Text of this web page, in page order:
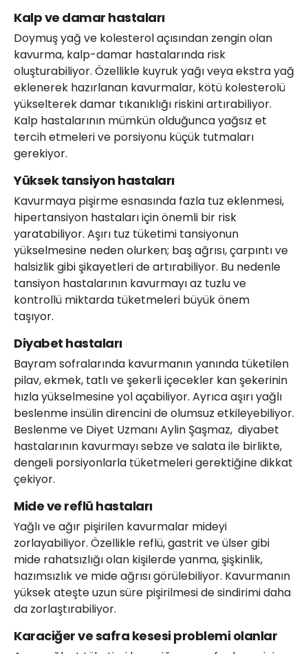
Kalp ve damar hastaları
Doymuş yağ ve kolesterol açısından zengin olan
kavurma, kalp-damar hastalarında risk
oluşturabiliyor. Özellikle kuyruk yağı veya ekstra yağ
eklenerek hazırlanan kavurmalar, kötü kolesterolü
yükselterek damar tıkanıklığı riskini artırabiliyor.
Kalp hastalarının mümkün olduğunca yağsız et
tercih etmeleri ve porsiyonu küçük tutmaları
gerekiyor.
Yüksek tansiyon hastaları
Kavurmaya pişirme esnasında fazla tuz eklenmesi,
hipertansiyon hastaları için önemli bir risk
yaratabiliyor. Aşırı tuz tüketimi tansiyonun
yükselmesine neden olurken; baş ağrısı, çarpıntı ve
halsizlik gibi şikayetleri de artırabiliyor. Bu nedenle
tansiyon hastalarının kavurmayı az tuzlu ve
kontrollü miktarda tüketmeleri büyük önem
taşıyor.
Diyabet hastaları
Bayram sofralarında kavurmanın yanında tüketilen
pilav, ekmek, tatlı ve şekerli içecekler kan şekerinin
hızla yükselmesine yol açabiliyor. Ayrıca aşırı yağlı
beslenme insülin direncini de olumsuz etkileyebiliyor.
Beslenme ve Diyet Uzmanı Aylin Şaşmaz, diyabet
hastalarının kavurmayı sebze ve salata ile birlikte,
dengeli porsiyonlarla tüketmeleri gerektiğine dikkat
çekiyor.
Mide ve reflü hastaları
Yağlı ve ağır pişirilen kavurmalar mideyi
zorlayabiliyor. Özellikle reflü, gastrit ve ülser gibi
mide rahatsızlığı olan kişilerde yanma, şişkinlik,
hazımsızlık ve mide ağrısı görülebiliyor. Kavurmanın
yüksek ateşte uzun süre pişirilmesi de sindirimi daha
da zorlaştırabiliyor.
Karaciğer ve safra kesesi problemi olanlar